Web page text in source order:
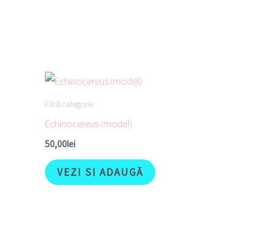
Fără categorie
Echinocereus (model)
50,00lei
VEZI SI ADAUGĂ